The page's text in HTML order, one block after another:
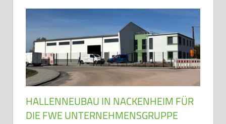
HALLENNEUBAU IN NACKENHEIM FÜR
DIE FWE UNTERNEHMENSGRUPPE